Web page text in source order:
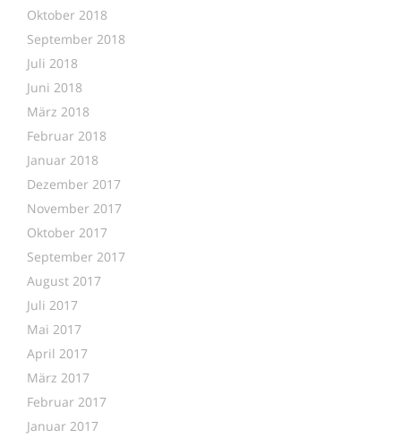
Oktober 2018
September 2018
Juli 2018
Juni 2018
März 2018
Februar 2018
Januar 2018
Dezember 2017
November 2017
Oktober 2017
September 2017
August 2017
Juli 2017
Mai 2017
April 2017
März 2017
Februar 2017
Januar 2017